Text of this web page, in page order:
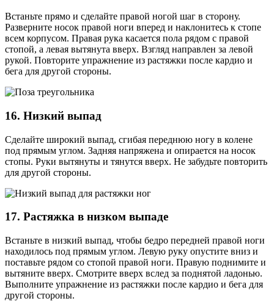
Встаньте прямо и сделайте правой ногой шаг в сторону.
Разверните носок правой ноги вперед и наклонитесь к стопе
всем корпусом. Правая рука касается пола рядом с правой
стопой, а левая вытянута вверх. Взгляд направлен за левой
рукой. Повторите упражнение из растяжки после кардио и
бега для другой стороны.
16. Низкий выпад
Сделайте широкий выпад, сгибая переднюю ногу в колене
под прямым углом. Задняя напряжена и опирается на носок
стопы. Руки вытянуты и тянутся вверх. Не забудьте повторить
для другой стороны.
17. Растяжка в низком выпаде
Встаньте в низкий выпад, чтобы бедро передней правой ноги
находилось под прямым углом. Левую руку опустите вниз и
поставьте рядом со стопой правой ноги. Правую поднимите и
вытяните вверх. Смотрите вверх вслед за поднятой ладонью.
Выполните упражнение из растяжки после кардио и бега для
другой стороны.